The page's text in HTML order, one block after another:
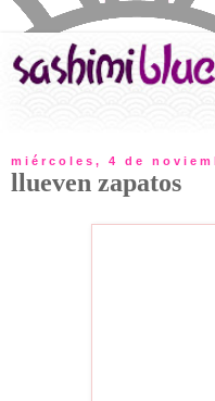
miércoles, 4 de
llueven zapatos